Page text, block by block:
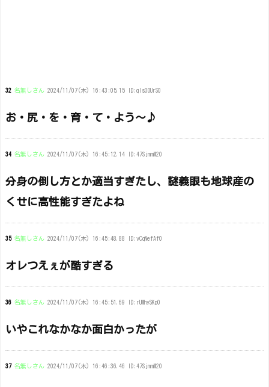
32 名無しさん 2024/11/07(木) 16:43:05.15 ID:qIs0OUrS0
お・尻・を・育・て・よう～♪
34 名無しさん 2024/11/07(木) 16:45:12.14 ID:47SjmmM20
分身の倒し方とか適当すぎたし、謎義眼も地球産の
くせに高性能すぎたよね
35 名無しさん 2024/11/07(木) 16:45:48.88 ID:vCqNefAf0
オレつえぇが酷すぎる
36 名無しさん 2024/11/07(木) 16:45:51.69 ID:rUMhySKp0
いやこれなかなか面白かったが
37 名無しさん 2024/11/07(木) 16:46:36.46 ID:47SjmmM20